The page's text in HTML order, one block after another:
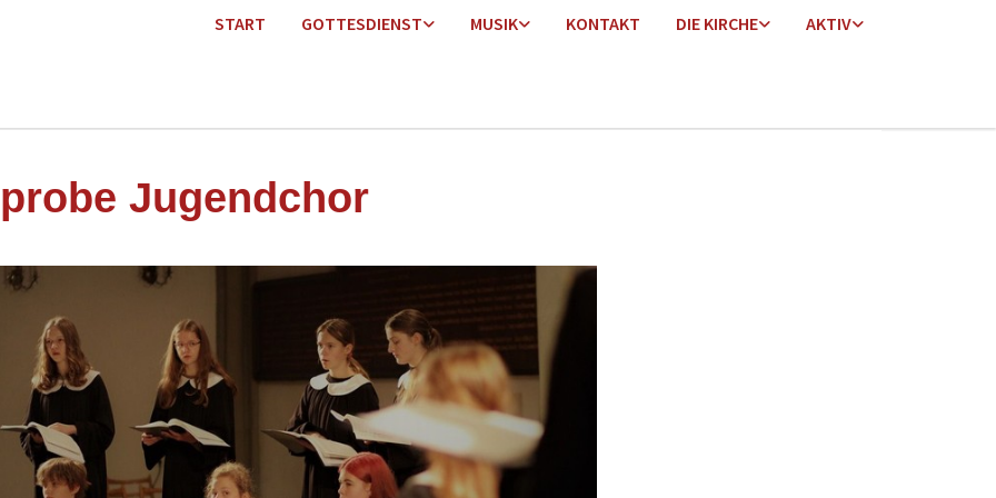
START GOTTESDIENST MUSIK KONTAKT DIE KIRCHE AKTIV
Jugendchor